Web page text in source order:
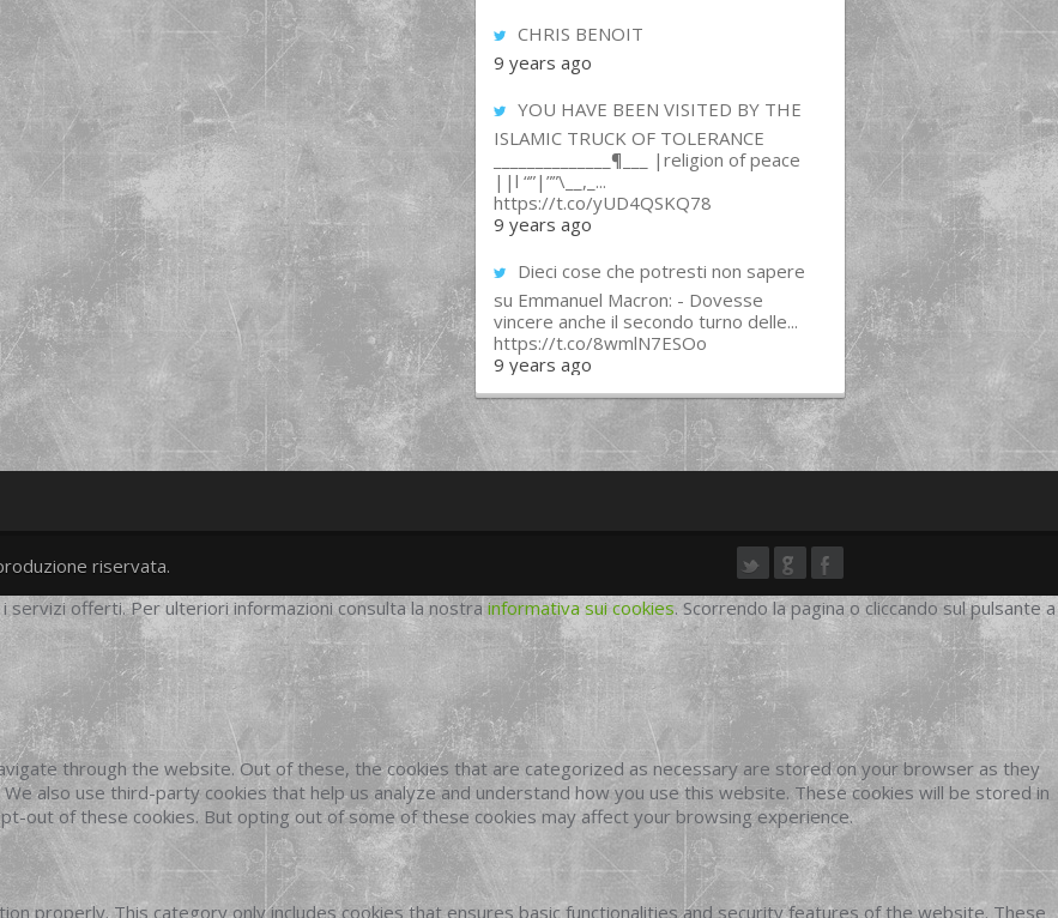
CHRIS BENOIT
9 years ago
YOU HAVE BEEN VISITED BY THE
ISLAMIC TRUCK OF TOLERANCE
______________¶___ |religion of peace
||l “”|””\__,_...
https://t.co/yUD4QSKQ78
9 years ago
Dieci cose che potresti non sapere
su Emmanuel Macron: - Dovesse
vincere anche il secondo turno delle...
https://t.co/8wmlN7ESOo
9 years ago
twittergoogleplus
facebook
riservata.
offerti. Per ulteriori informazioni consulta la nostra informativa sui cookies. Scorrendo la pagina o cliccando sul pulsante a
through the website. Out of these, the cookies that are categorized as necessary are stored on your browser as they
also use third-party cookies that help us analyze and understand how you use this website. These cookies will be stored in
out of these cookies. But opting out of some of these cookies may affect your browsing experience.
properly. This category only includes cookies that ensures basic functionalities and security features of the website. These